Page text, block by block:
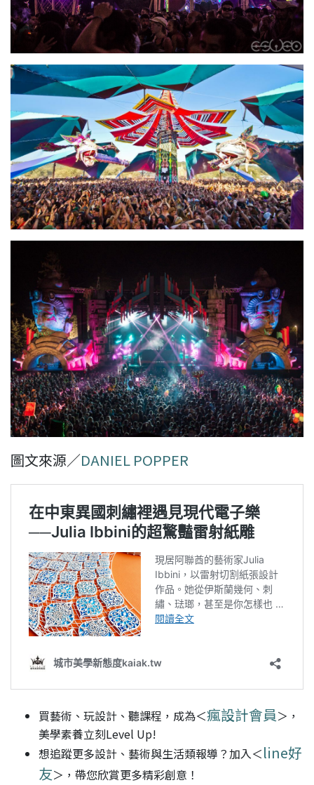
圖文來源／DANIEL POPPER
買藝術、玩設計、聽課程，成為＜瘋設計會員＞，
美學素養立刻Level Up!
想追蹤更多設計、藝術與生活類報導？加入＜line好
友＞，帶您欣賞更多精彩創意！